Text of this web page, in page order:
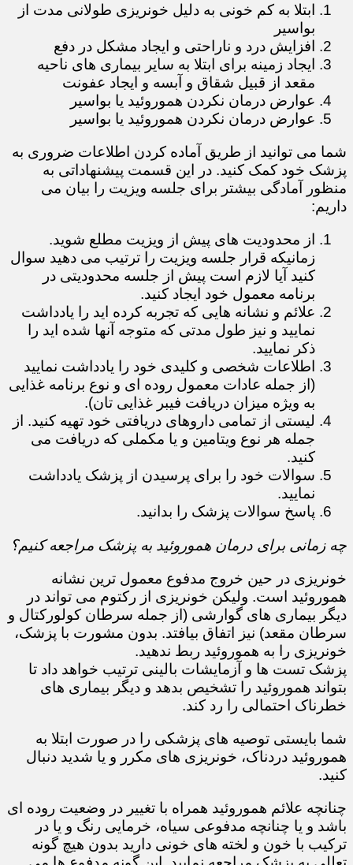
ابتلا به کم خونی به دلیل خونریزی طولانی مدت از
بواسیر
افزایش درد و ناراحتی و ایجاد مشکل در دفع
ایجاد زمینه برای ابتلا به سایر بیماری های ناحیه
مقعد از قبیل شقاق و آبسه و ایجاد عفونت
عوارض درمان نکردن هموروئید یا بواسیر
عوارض درمان نکردن هموروئید یا بواسیر
​​​​​​​شما می توانید از طریق آماده کردن اطلاعات ضروری به
پزشک خود کمک کنید. در این قسمت پیشنهاداتی به
منظور آمادگی بیشتر برای جلسه ویزیت را بیان می
داریم:
از محدودیت های پیش از ویزیت مطلع شوید.
زمانیکه قرار جلسه ویزیت را ترتیب می دهید سوال
کنید آیا لازم است پیش از جلسه محدودیتی در
برنامه معمول خود ایجاد کنید.
علائم و نشانه هایی که تجربه کرده اید را یادداشت
نمایید و نیز طول مدتی که متوجه آنها شده اید را
ذکر نمایید.
اطلاعات شخصی و کلیدی خود را یادداشت نمایید
(از جمله عادات معمول روده ای و نوع برنامه غذایی
به ویژه میزان دریافت فیبر غذایی تان).
لیستی از تمامی داروهای دریافتی خود تهیه کنید. از
جمله هر نوع ویتامین و یا مکملی که دریافت می
کنید.
سوالات خود را برای پرسیدن از پزشک یادداشت
نمایید.
پاسخ سوالات پزشک را بدانید.
چه زمانی برای درمان هموروئید به پزشک مراجعه کنیم؟
خونریزی در حین خروج مدفوع معمول ترین نشانه
هموروئید است. ولیکن خونریزی از رکتوم می تواند در
دیگر بیماری های گوارشی (از جمله سرطان کولورکتال و
سرطان مقعد) نیز اتفاق بیافتد. بدون مشورت با پزشک،
خونریزی را به هموروئید ربط ندهید.
پزشک تست ها و آزمایشات بالینی ترتیب خواهد داد تا
بتواند هموروئید را تشخیص بدهد و دیگر بیماری های
خطرناک احتمالی را رد کند.
شما بایستی توصیه های پزشکی را در صورت ابتلا به
هموروئید دردناک، خونریزی های مکرر و یا شدید دنبال
کنید.
چنانچه علائم هموروئید همراه با تغییر در وضعیت روده ای
باشد و یا چنانچه مدفوعی سیاه، خرمایی رنگ و یا در
ترکیب با خون و لخته های خونی دارید بدون هیچ گونه